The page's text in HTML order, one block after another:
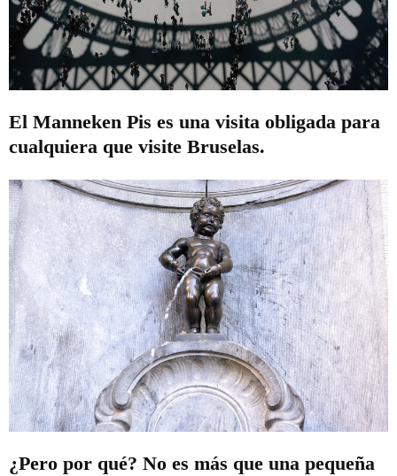
El Manneken Pis es una visita obligada para
cualquiera que visite Bruselas.
¿Pero por qué? No es más que una pequeña